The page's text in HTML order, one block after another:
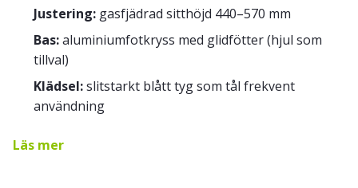
Justering:gasfjädrad sitthöjd 440–570 mm
Bas:aluminiumfotkryss med glidfötter (hjul som
tillval)
Klädsel:slitstarkt blått tyg som tål frekvent
användning
Läs mer